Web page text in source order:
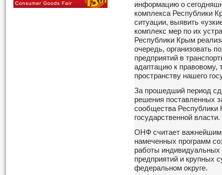
информацию о
комплекса Республики
ситуации, выявить
комплекс мер по их
Республики Крым
очередь, организовать
предприятий в
адаптацию к правовому,
пространству нашего
За прошедший период
решения поставленных
сообщества Республики
государственной власти.
ОНФ считает важнейшим
намеченных программ
работы
предприятий и крупных
федеральном округе.